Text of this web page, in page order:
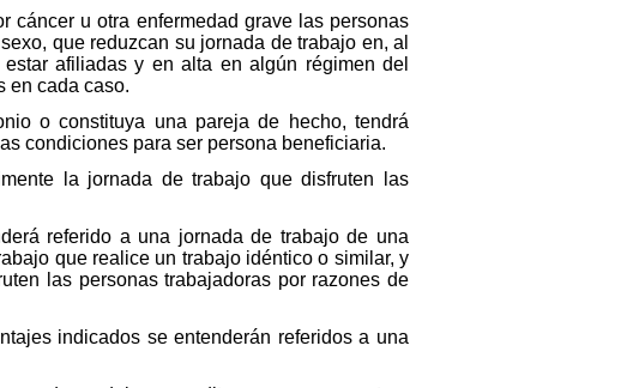
cáncer u otra enfermedad grave las personas
que reduzcan su jornada de trabajo en, al
afiliadas y en alta en algún régimen del
en cada caso.
o constituya una pareja de hecho, tendrá
condiciones para ser persona beneficiaria.
la jornada de trabajo que disfruten las
referido a una jornada de trabajo de una
que realice un trabajo idéntico o similar, y
las personas trabajadoras por razones de
indicados se entenderán referidos a una